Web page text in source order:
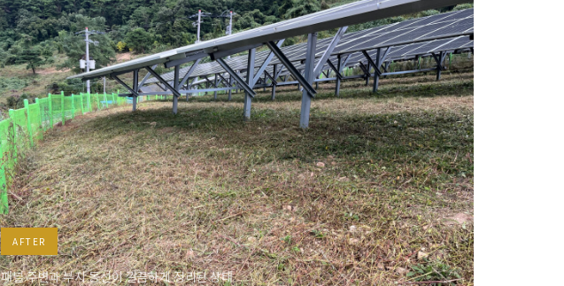
AFTER
패널 주변과 부지 동선이 깔끔하게 정리된 상태